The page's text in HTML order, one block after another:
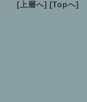
[上層へ] [Topへ]